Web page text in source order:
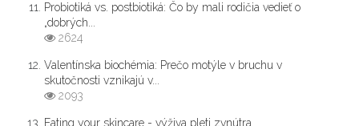
Probiotiká vs. postbiotiká: Čo by mali rodičia vedieť o
„dobrých...
2624
Valentínska biochémia: Prečo motýle v bruchu v
skutočnosti vznikajú v...
2093
Eating your skincare - výživa pleti zvnútra